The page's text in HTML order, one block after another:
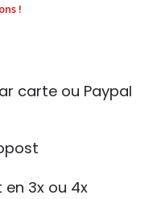
!
carte ou Paypal
3x ou 4x